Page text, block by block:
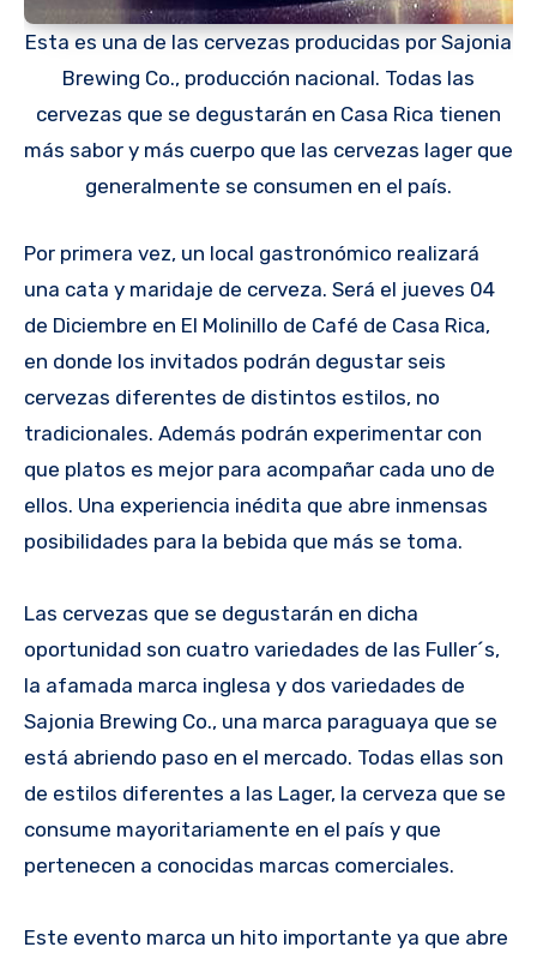
Esta es una de las cervezas producidas por Sajonia
Brewing Co., producción nacional. Todas las
cervezas que se degustarán en Casa Rica tienen
más sabor y más cuerpo que las cervezas lager que
generalmente se consumen en el país.
Por primera vez, un local gastronómico realizará
una cata y maridaje de cerveza. Será el jueves 04
de Diciembre en El Molinillo de Café de Casa Rica,
en donde los invitados podrán degustar seis
cervezas diferentes de distintos estilos, no
tradicionales. Además podrán experimentar con
que platos es mejor para acompañar cada uno de
ellos. Una experiencia inédita que abre inmensas
posibilidades para la bebida que más se toma.
Las cervezas que se degustarán en dicha
oportunidad son cuatro variedades de las Fuller´s,
la afamada marca inglesa y dos variedades de
Sajonia Brewing Co., una marca paraguaya que se
está abriendo paso en el mercado. Todas ellas son
de estilos diferentes a las Lager, la cerveza que se
consume mayoritariamente en el país y que
pertenecen a conocidas marcas comerciales.
Este evento marca un hito importante ya que abre